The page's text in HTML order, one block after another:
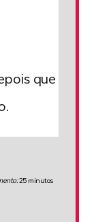
que
25 minutos